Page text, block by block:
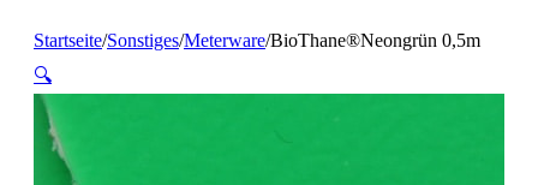
Startseite/Sonstiges/Meterware/BioThane®️Neongrün 0,5m
🔍